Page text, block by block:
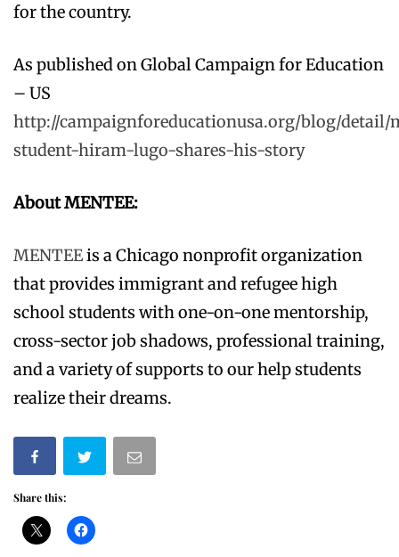
for the country.
As published on Global Campaign for Education
– US
http://campaignforeducationusa.org/blog/detail/
student-hiram-lugo-shares-his-story
About MENTEE:
MENTEEis a Chicago nonprofit organization
that provides immigrant and refugee high
school students with one-on-one mentorship,
cross-sector job shadows, professional training,
and a variety of supports to our help students
realize their dreams.
Share this: